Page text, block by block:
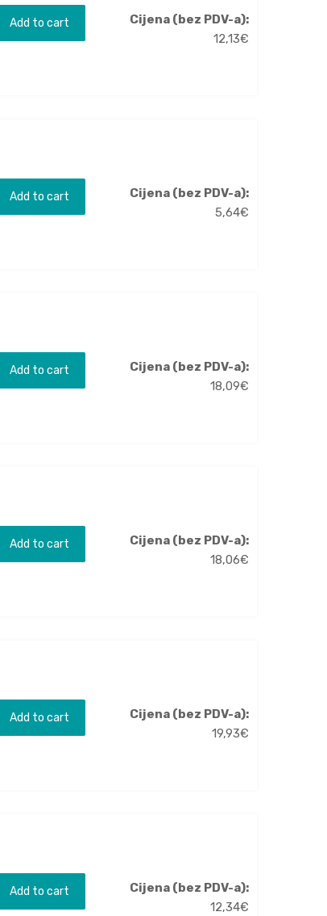
Add to cart
Cijena (bez PDV-a):
12,13€
Add to cart
Cijena (bez PDV-a):
5,64€
Add to cart
Cijena (bez PDV-a):
18,09€
Add to cart
Cijena (bez PDV-a):
18,06€
Add to cart
Cijena (bez PDV-a):
19,93€
Add to cart
Cijena (bez PDV-a):
12,34€